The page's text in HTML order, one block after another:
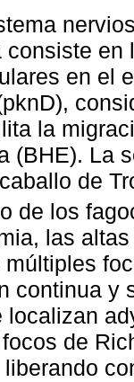
consiste
en el
la
(BHE). La
de
de los
las
continua y
localizan
de